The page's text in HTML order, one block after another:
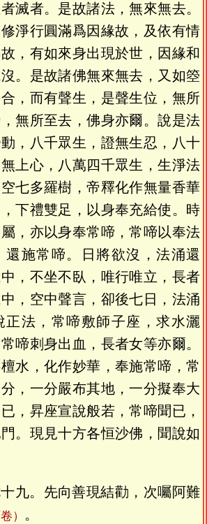
滅者。是故諸法，無來無去。
淨行圓滿爲因緣故，及依有情
，有如來身出現於世，因緣和
。是故諸佛無來無去，又如箜
，而有聲生，是聲生位，無所
無所至去，佛身亦爾。說是法
，八千眾生，證無生忍，八十
上心，八萬四千眾生，生淨法
七多羅樹，帝釋化作無量香華
下禮雙足，以身奉充給使。時
，亦以身奉常啼，常啼以奉法
還施常啼。日將欲沒，法涌還
，不坐不臥，唯行唯立，長者
，空中聲言，卻後七日，法涌
正法，常啼敷師子座，求水灑
啼刺身出血，長者女等亦爾。
水，化作妙華，奉施常啼，常
，一分嚴布其地，一分擬奉大
，昇座宣說般若，常啼聞已，
。現見十方各恒沙佛，聞說如
九。先向善現結勸，次囑阿難
） 。